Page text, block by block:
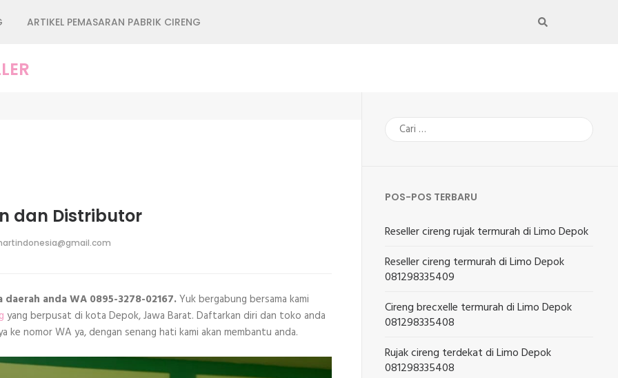
ARTIKEL PEMASARAN PABRIK CIRENG
dan Distributor
anda WA 0895-3278-02167.Yuk bergabung bersama kami
yang berpusat di kota Depok, Jawa Barat. Daftarkan diri dan toko anda
ke nomor WA ya, dengan senang hati kami akan membantu anda.
Cari
untuk:
POS-POS TERBARU
Reseller cireng rujak termurah di Limo Depok
Reseller cireng termurah di Limo Depok
081298335409
Cireng brecxelle termurah di Limo Depok
081298335408
Rujak cireng terdekat di Limo Depok
081298335408